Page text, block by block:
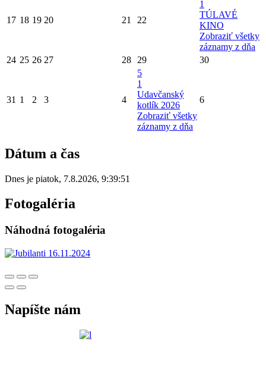
17 18 19 20 21 22
1
TÚLAVÉ
KINO
Zobraziť všetky
záznamy z dňa
24 25 26 27 28 29 30
31 1 2 3 4
5
1
Udavčanský
kotlík 2026
Zobraziť všetky
záznamy z dňa
6
Dátum a čas
Dnes je piatok, 7.8.2026, 9:39:51
Fotogaléria
Náhodná fotogaléria
Napíšte nám